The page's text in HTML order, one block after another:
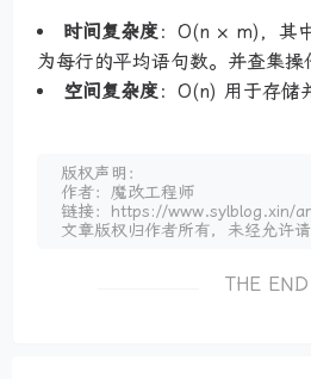
时间复杂度：O(n × m)，其
为每行的平均语句数。并查集操
空间复杂度：O(n) 用于存储
版权声明：
作者：魔改工程师
链接：https://www.sylblog.xin/
文章版权归作者所有，未经允许请
THE END